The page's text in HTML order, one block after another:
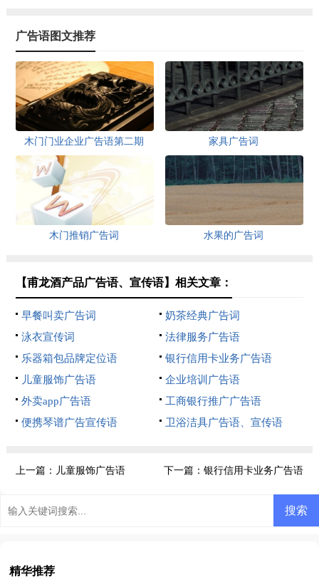
广告语图文推荐
木门门业企业广告语第二期 家具广告词
木门推销广告词 水果的广告词
【甫龙酒产品广告语、宣传语】相关文章：
早餐叫卖广告词
奶茶经典广告词
泳衣宣传词
法律服务广告语
乐器箱包品牌定位语
银行信用卡业务广告语
儿童服饰广告语
企业培训广告语
外卖app广告语
工商银行推广广告语
便携琴谱广告宣传语
卫浴洁具广告语、宣传语
上一篇： 儿童服饰广告语 下一篇：银行信用卡业务广告语
精华推荐